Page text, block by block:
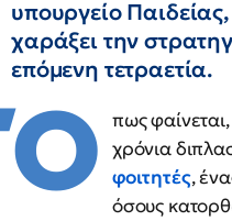
υπουργείο
χαράξει την
επόμενη τετραετία.
Ό πως
χρόνια
φοιτητές,
όσους